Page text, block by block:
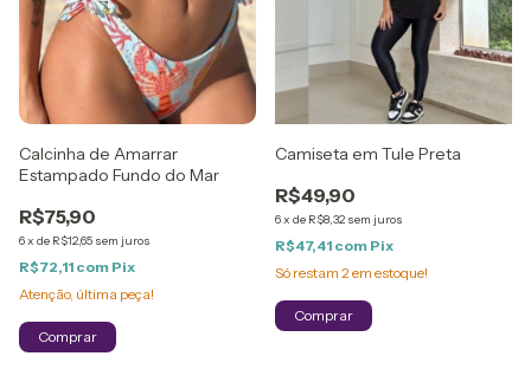
Calcinha de Amarrar
Estampado Fundo do Mar
R$75,90
6x de R$12,65 sem juros
R$72,11 com Pix
Atenção, última peça!
Comprar
Camiseta em Tule Preta
R$49,90
6x de R$8,32 sem juros
R$47,41 com Pix
Só restam 2em estoque!
Comprar